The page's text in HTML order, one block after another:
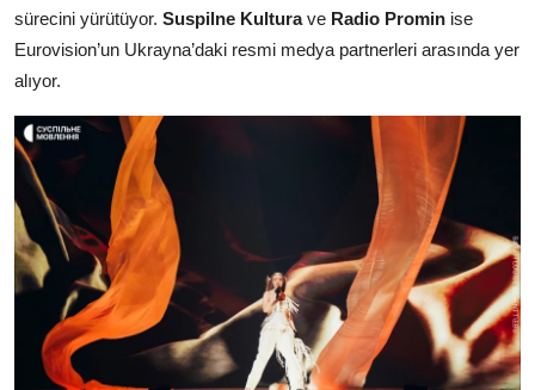
sürecini yürütüyor. Suspilne Kulturave Radio Promin ise
Eurovision’un Ukrayna’daki resmi medya partnerleri arasında yer
alıyor.